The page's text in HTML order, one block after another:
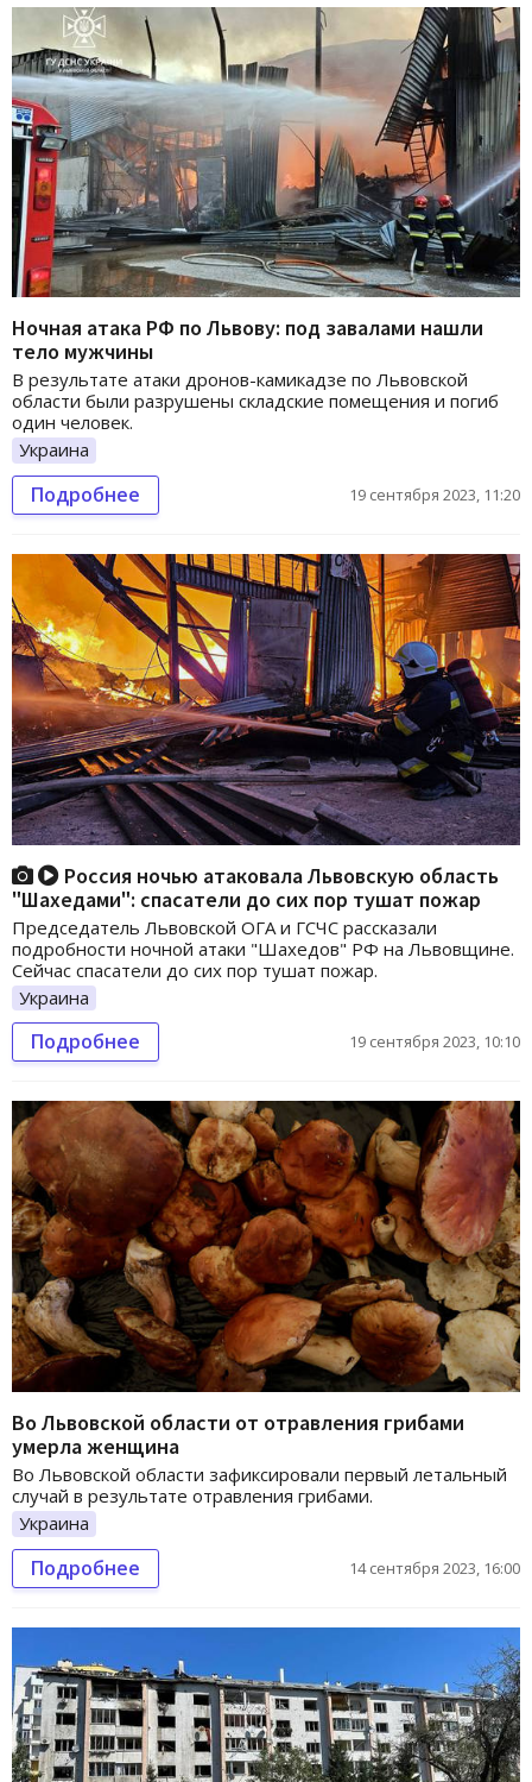
Ночная атака РФ по Львову: под завалами нашли
тело мужчины
В результате атаки дронов-камикадзе по Львовской
области были разрушены складские помещения и погиб
один человек.
Украина
Подробнее 19 сентября 2023, 11:20
Россия ночью атаковала Львовскую область
"Шахедами": спасатели до сих пор тушат пожар
Председатель Львовской ОГА и ГСЧС рассказали
подробности ночной атаки "Шахедов" РФ на Львовщине.
Сейчас спасатели до сих пор тушат пожар.
Украина
Подробнее 19 сентября 2023, 10:10
Во Львовской области от отравления грибами
умерла женщина
Во Львовской области зафиксировали первый летальный
случай в результате отравления грибами.
Украина
Подробнее 14 сентября 2023, 16:00